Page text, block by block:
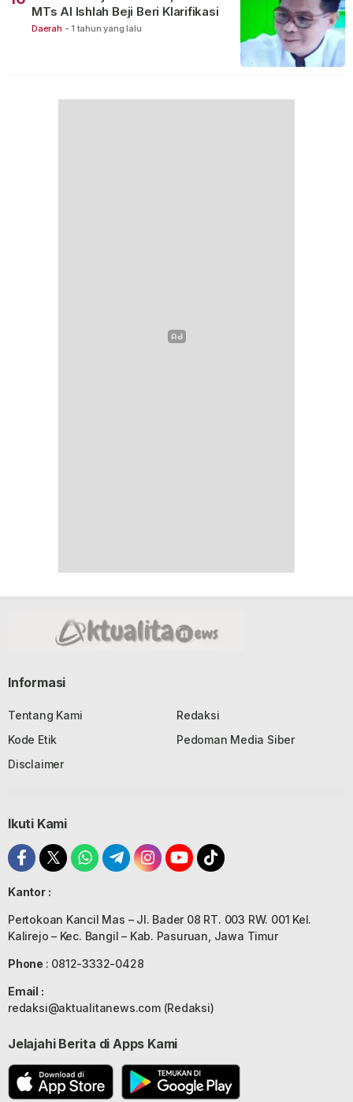
MTs Al Ishlah Beji Beri Klarifikasi
Daerah - 1 tahun yang lalu
Informasi
Tentang Kami
Redaksi
Kode Etik
Pedoman Media Siber
Disclaimer
Ikuti Kami
Kantor :
Pertokoan Kancil Mas – Jl. Bader 08 RT. 003 RW. 001 Kel.
Kalirejo – Kec. Bangil – Kab. Pasuruan, Jawa Timur
Phone : 0812-3332-0428
Email :
redaksi@aktualitanews.com (Redaksi)
Jelajahi Berita di Apps Kami